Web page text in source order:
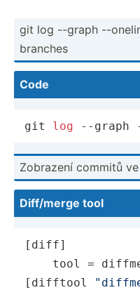
git log --graph --
branches
Code
git log --graph
Zobrazení commitů
Diff/merge tool
[diff]
tool =
[difftool